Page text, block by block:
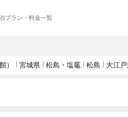
プラン・料金一覧
） 宮城県 松島・塩竈 松島 大江